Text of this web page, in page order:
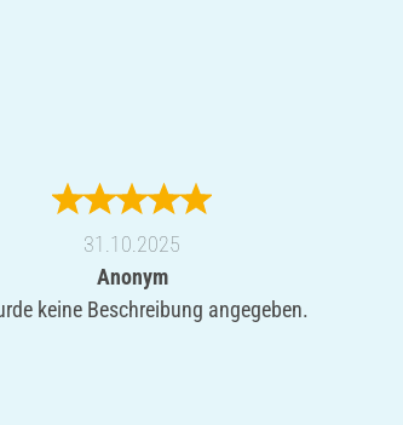
31.10.2025
Anonym
keine Beschreibung angegeben.